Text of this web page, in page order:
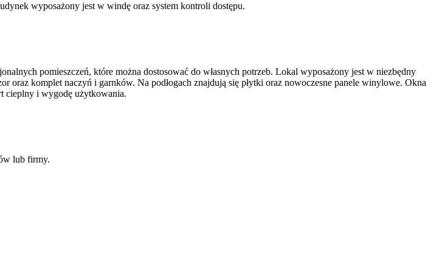
wyposażony jest w windę oraz system kontroli dostępu.
pomieszczeń, które można dostosować do własnych potrzeb. Lokal wyposażony jest w niezbędny
komplet naczyń i garnków. Na podłogach znajdują się płytki oraz nowoczesne panele winylowe. Okna
cieplny i wygodę użytkowania.
lub firmy.